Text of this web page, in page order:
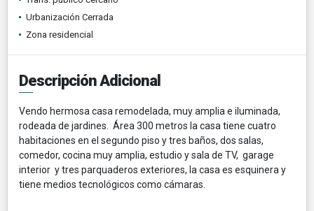
Urbanización Cerrada
Zona residencial
Descripción Adicional
Vendo hermosa casa remodelada, muy amplia e iluminada,
rodeada de jardines. Área 300 metros la casa tiene cuatro
habitaciones en el segundo piso y tres baños, dos salas,
comedor, cocina muy amplia, estudio y sala de TV, garage
interior y tres parquaderos exteriores, la casa es esquinera y
tiene medios tecnológicos como cámaras.